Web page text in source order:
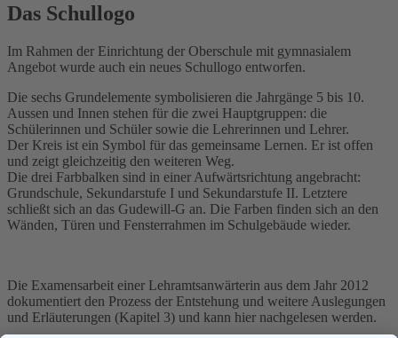
Das Schullogo
Im Rahmen der Einrichtung der Oberschule mit gymnasialem
Angebot wurde auch ein neues Schullogo entworfen.
Die sechs Grundelemente symbolisieren die Jahrgänge 5 bis 10.
Aussen und Innen stehen für die zwei Hauptgruppen: die
Schülerinnen und Schüler sowie die Lehrerinnen und Lehrer.
Der Kreis ist ein Symbol für das gemeinsame Lernen. Er ist offen
und zeigt gleichzeitig den weiteren Weg.
Die drei Farbbalken sind in einer Aufwärtsrichtung angebracht:
Grundschule, Sekundarstufe I und Sekundarstufe II. Letztere
schließt sich an das Gudewill-G an. Die Farben finden sich an den
Wänden, Türen und Fensterrahmen im Schulgebäude wieder.
Die Examensarbeit einer Lehramtsanwärterin aus dem Jahr 2012
dokumentiert den Prozess der Entstehung und weitere Auslegungen
und Erläuterungen (Kapitel 3) und kann hier nachgelesen werden.